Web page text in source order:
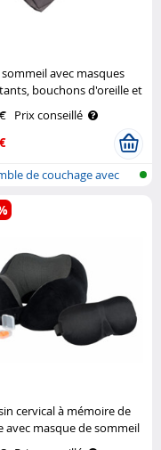
avec masques
bouchons d'oreille et
de rangement Pearl
Prix conseillé
de couchage avec
b..
cervical à mémoire de
avec masque de sommeil
d’oreille Newgen